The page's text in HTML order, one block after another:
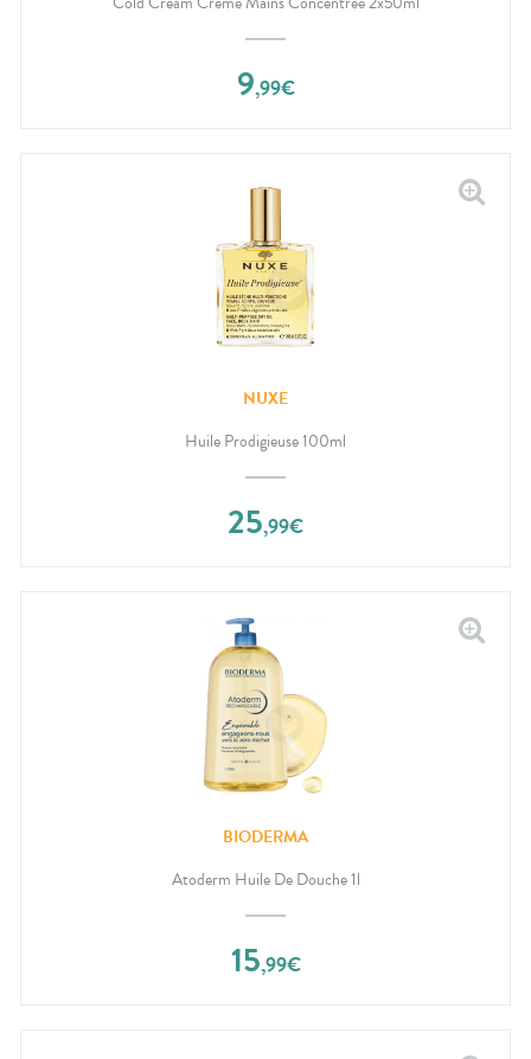
9,99€
NUXE
Huile Prodigieuse 100ml
25,99€
BIODERMA
Atoderm Huile De Douche 1l
15,99€